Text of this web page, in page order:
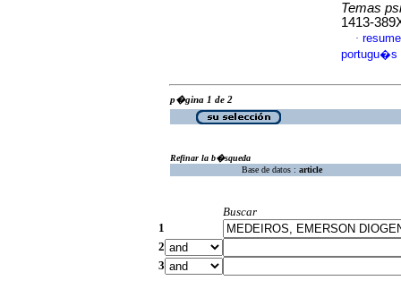
Temas
1413-
·
portugu�s
p�gina 1 de 2
Refinar la b�squeda
Base de datos : article
Buscar
1
2
3